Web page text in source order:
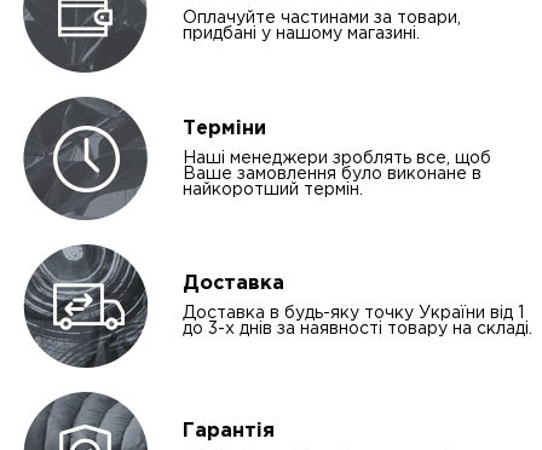
Оплачуйте частинами за товари,
придбані у нашому магазині.
Терміни
Наші менеджери зроблять все, щоб
Ваше замовлення було виконане в
найкоротший термін.
Доставка
Доставка в будь-яку точку України від 1
до 3-х днів за наявності товару на складі.
Гарантія